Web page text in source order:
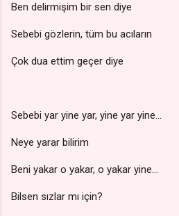
Ben delirmişim bir sen diye
Sebebi gözlerin, tüm bu acıların
Çok dua ettim geçer diye
Sebebi yar yine yar, yine yar yine…
Neye yarar bilirim
Beni yakar o yakar, o yakar yine…
Bilsen sızlar mı için?